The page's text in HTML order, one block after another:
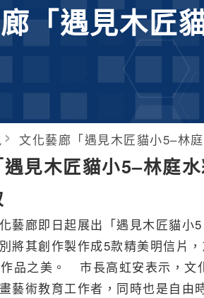
「遇見木匠
文化藝廊「遇見木匠貓小5–林
見木匠貓小5–林庭
藝廊即日起展出「遇見木匠貓
將其創作製作成5款精美明信片
品之美。 市長高虹安表示，文
藝術教育工作者，同時也是自